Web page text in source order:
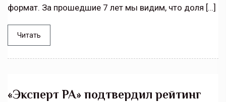
формат. За прошедшие 7 лет мы видим, что доля […]
Читать
«Эксперт РА» подтвердил рейтинг